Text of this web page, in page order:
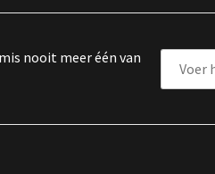
nooit meer één van